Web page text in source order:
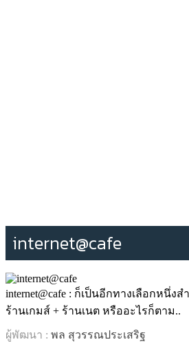
internet@cafe
internet@cafe : ก็เป็นอีกทางเลือกหนึ่ง
ร้านเกมส์ + ร้านเนต หรืออะไรก็ตาม..
ผู้พัฒนา : พล สุวรรณประเสริฐ